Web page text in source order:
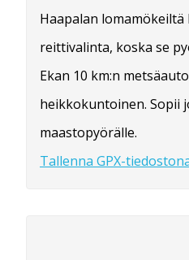
Haapalan lomamökeiltä
reittivalinta, koska se
Ekan 10 km:n
heikkokuntoinen. Sopii
maastopyörälle.
Tallenna GPX-